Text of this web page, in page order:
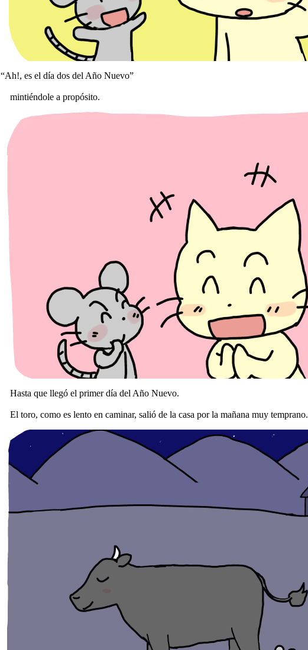
“Ah!, es el día dos del Año Nuevo”
mintiéndole a propósito.
Hasta que llegó el primer día del Año Nuevo.
El toro, como es lento en caminar, salió de la casa por la mañana muy temprano.